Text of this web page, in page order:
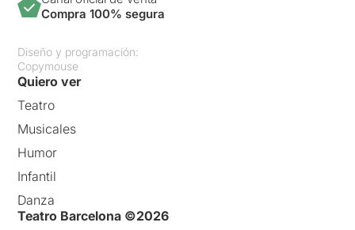
Compra 100% segura
Diseño y programación:
Copymouse
Quiero ver
Teatro
Musicales
Humor
Infantil
Danza
Teatro Barcelona ©2026